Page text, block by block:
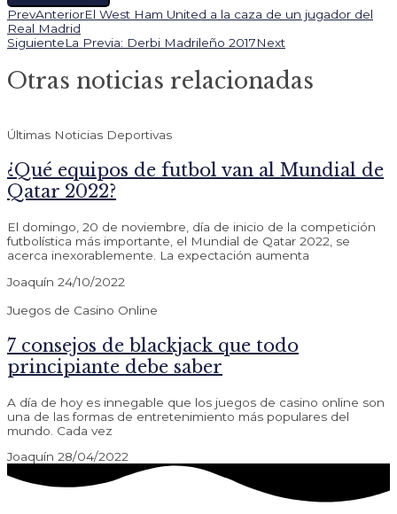
PrevAnteriorEl West Ham United a la caza de un jugador del
Real Madrid
SiguienteLa Previa: Derbi Madrileño 2017Next
Otras noticias relacionadas
Últimas Noticias Deportivas
¿Qué equipos de futbol van al Mundial de
Qatar 2022?
El domingo, 20 de noviembre, día de inicio de la competición
futbolística más importante, el Mundial de Qatar 2022, se
acerca inexorablemente. La expectación aumenta
Joaquín 24/10/2022
Juegos de Casino Online
7 consejos de blackjack que todo
principiante debe saber
A día de hoy es innegable que los juegos de casino online son
una de las formas de entretenimiento más populares del
mundo. Cada vez
Joaquín 28/04/2022